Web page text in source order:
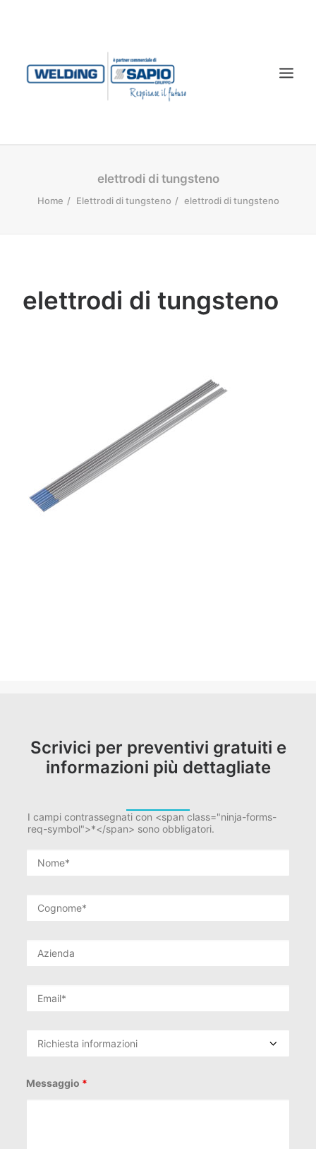
PRODOTTI
DOWNLOAD
elettrodi di tungsteno
Home Elettrodi di tungsteno elettrodi di tungsteno
elettrodi di tungsteno
Scrivici per preventivi gratuiti e
informazioni più dettagliate
I campi contrassegnati con <span class="ninja-forms-
req-symbol">*</span> sono obbligatori.
Messaggio *